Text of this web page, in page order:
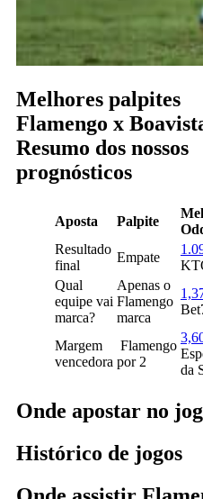
Melhores palpites
Flamengo x
Resumo dos nossos
prognósticos
Aposta Palpite
Resultado
final
Empate
Qual
equipe vai
marca?
Apenas o
Flamengo
marca
Margem
vencedora
Flamengo
por 2
da
Onde apostar no
Histórico de jogos